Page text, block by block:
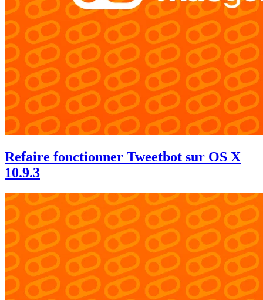
Refaire fonctionner Tweetbot sur OS X
10.9.3